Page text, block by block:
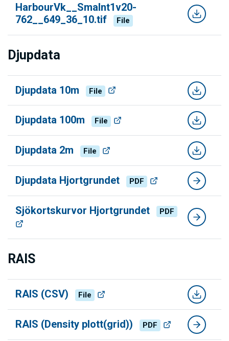
HarbourVk__SmaInt1v20-
762__649_36_10.tif
File
Djupdata
Djupdata 10m File
Djupdata 100m File
Djupdata 2m File
Djupdata Hjortgrundet PDF
Sjökortskurvor Hjortgrundet PDF
RAIS
RAIS (CSV) File
RAIS (Density plott(grid)) PDF